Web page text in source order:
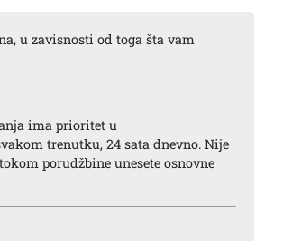
u zavisnosti od toga šta vam
ima prioritet u
trenutku, 24 sata dnevno. Nije
porudžbine unesete osnovne